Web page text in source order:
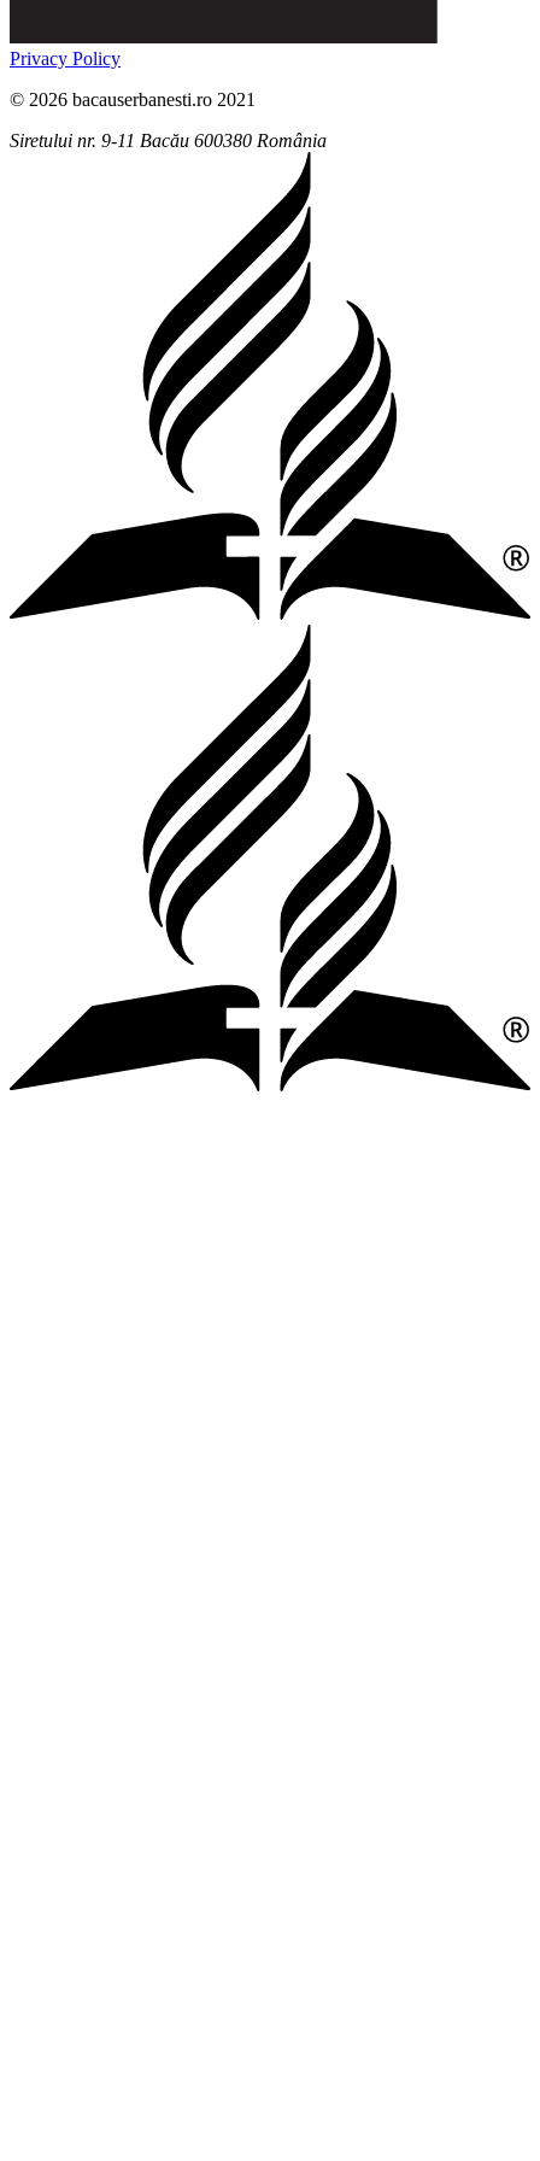
Privacy Policy
© 2026 bacauserbanesti.ro 2021
Siretului nr. 9-11 Bacău 600380 România